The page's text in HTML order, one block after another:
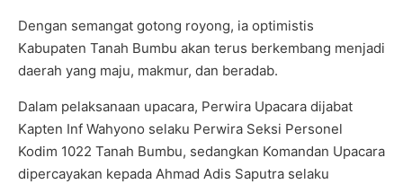
Dengan semangat gotong royong, ia optimistis
Kabupaten Tanah Bumbu akan terus berkembang menjadi
daerah yang maju, makmur, dan beradab.
Dalam pelaksanaan upacara, Perwira Upacara dijabat
Kapten Inf Wahyono selaku Perwira Seksi Personel
Kodim 1022 Tanah Bumbu, sedangkan Komandan Upacara
dipercayakan kepada Ahmad Adis Saputra selaku